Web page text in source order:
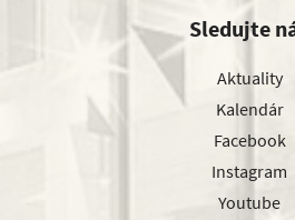
Sledujte
Aktuality
Kalendár
Facebook
Instagram
Youtube